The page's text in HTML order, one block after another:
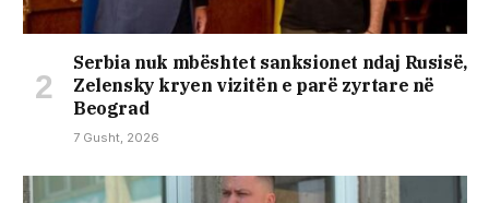
Serbia nuk mbështet sanksionet ndaj Rusisë,
Zelensky kryen vizitën e parë zyrtare në
Beograd
7 Gusht, 2026